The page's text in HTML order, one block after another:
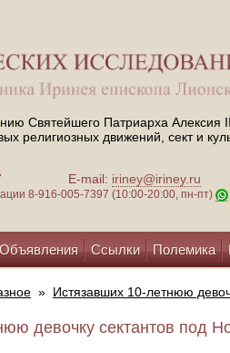
Святейшего Патриарха Алексия
религиозных движений, сект и
47 E-mail: iriney@iriney.ru
8-916-005-7397 (10:00-20:00, пн-пт)
Объявления Ссылки Полемика
» Истязавших 10-летнюю
девочку сектантов под